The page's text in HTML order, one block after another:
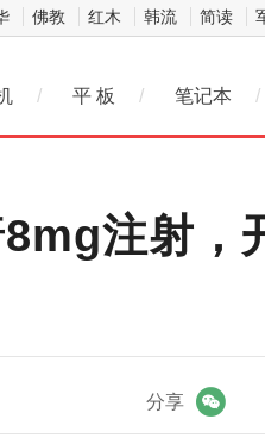
佛教 红木 韩流 简读
/ 平 板 / 笔记本 /
注射，
分享